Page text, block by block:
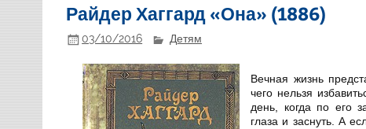
Райдер Хаггард «Она» (1886)
03/10/2016 Детям
Вечная жизнь
чего нельзя
день, когда по его
глаза и заснуть. А